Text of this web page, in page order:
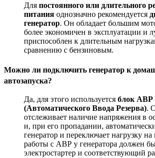
Для постоянного или длительного
питания однозначно рекомендуется
генератор. Он обладает большим
более экономичен в эксплуатации и
приспособлен к длительным
сравнению с бензиновым.
Можно ли подключить генератор к
автозапуска?
Да, для этого используется блок АВР
(Автоматического Ввода Резерва).
отслеживает наличие напряжения в
и, при его пропадании,
генератор и переключает нагрузку
работы с АВР у генератора должен
электростартер и соответствующий